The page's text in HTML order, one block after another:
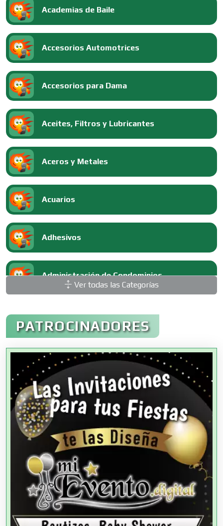
Academias de Baile
Accesorios Automotrices
Accesorios para Dama
Aceites, Filtros y Lubricantes
Aceros y Metales
Acuarios
Adhesivos
Administración de Condominios
Administración de Empresas
Agencias Aduanales
Agencias de Autos
Agencias de Cobranza
Agencias de Colocación
Agencias de Modelos
Ver todas las Categorías
PATROCINADORES